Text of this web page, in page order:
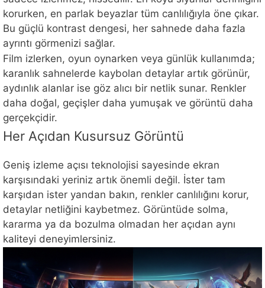
korurken, en parlak beyazlar tüm canlılığıyla öne çıkar.
Bu güçlü kontrast dengesi, her sahnede daha fazla
ayrıntı görmenizi sağlar.
Film izlerken, oyun oynarken veya günlük kullanımda;
karanlık sahnelerde kaybolan detaylar artık görünür,
aydınlık alanlar ise göz alıcı bir netlik sunar. Renkler
daha doğal, geçişler daha yumuşak ve görüntü daha
gerçekçidir.
Her Açıdan Kusursuz Görüntü
Geniş izleme açısı teknolojisi sayesinde ekran
karşısındaki yeriniz artık önemli değil. İster tam
karşıdan ister yandan bakın, renkler canlılığını korur,
detaylar netliğini kaybetmez. Görüntüde solma,
kararma ya da bozulma olmadan her açıdan aynı
kaliteyi deneyimlersiniz.